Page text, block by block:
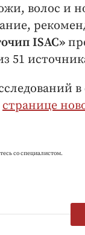
волос и
ISAC»
51
странице
со специалистом.